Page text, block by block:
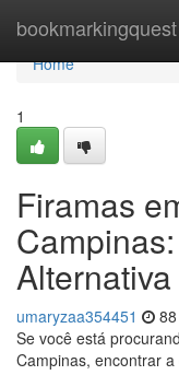
bookmarkingquest
Home
Home
1
Firamas
Alternativa
umaryzaa354451
Se você está
Campinas, encontrar